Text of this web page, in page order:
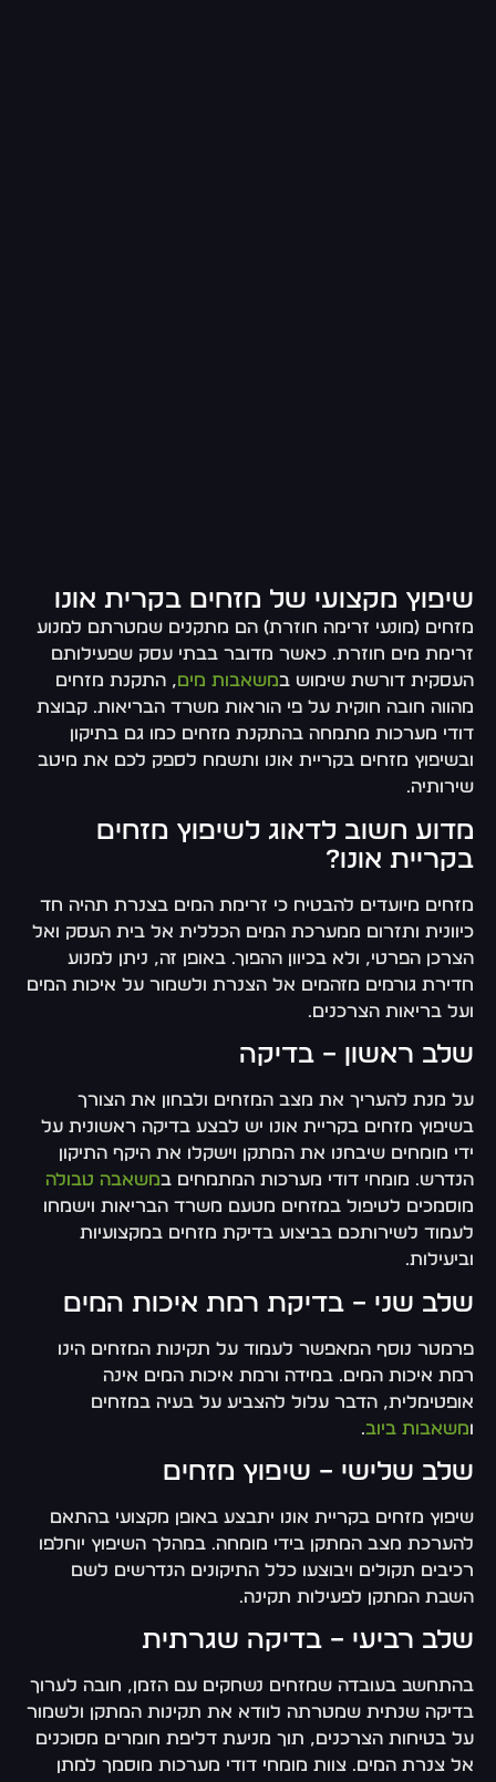
שיפוץ מקצועי של מזחים בקרית אונו
מזחים (מונעי זרימה חוזרת) הם מתקנים שמטרתם למנוע
זרימת מים חוזרת. כאשר מדובר בבתי עסק שפעילותם
העסקית דורשת שימוש במשאבות מים, התקנת מזחים
מהווה חובה חוקית על פי הוראות משרד הבריאות. קבוצת
דודי מערכות מתמחה בהתקנת מזחים כמו גם בתיקון
ובשיפוץ מזחים בקריית אונו ותשמח לספק לכם את מיטב
שירותיה.
מדוע חשוב לדאוג לשיפוץ מזחים
בקריית אונו?
מזחים מיועדים להבטיח כי זרימת המים בצנרת תהיה חד
כיוונית ותזרום ממערכת המים הכללית אל בית העסק ואל
הצרכן הפרטי, ולא בכיוון ההפוך. באופן זה, ניתן למנוע
חדירת גורמים מזהמים אל הצנרת ולשמור על איכות המים
ועל בריאות הצרכנים.
שלב ראשון – בדיקה
על מנת להעריך את מצב המזחים ולבחון את הצורך
בשיפוץ מזחים בקריית אונו יש לבצע בדיקה ראשונית על
ידי מומחים שיבחנו את המתקן וישקלו את היקף התיקון
הנדרש. מומחי דודי מערכות המתמחים במשאבה טבולה
מוסמכים לטיפול במזחים מטעם משרד הבריאות וישמחו
לעמוד לשירותכם בביצוע בדיקת מזחים במקצועיות
וביעילות.
שלב שני – בדיקת רמת איכות המים
פרמטר נוסף המאפשר לעמוד על תקינות המזחים הינו
רמת איכות המים. במידה ורמת איכות המים אינה
אופטימלית, הדבר עלול להצביע על בעיה במזחים
ומשאבות ביוב.
שלב שלישי – שיפוץ מזחים
שיפוץ מזחים בקריית אונו יתבצע באופן מקצועי בהתאם
להערכת מצב המתקן בידי מומחה. במהלך השיפוץ יוחלפו
רכיבים תקולים ויבוצעו כלל התיקונים הנדרשים לשם
השבת המתקן לפעילות תקינה.
שלב רביעי – בדיקה שגרתית
בהתחשב בעובדה שמזחים נשחקים עם הזמן, חובה לערוך
בדיקה שנתית שמטרתה לוודא את תקינות המתקן ולשמור
על בטיחות הצרכנים, תוך מניעת דליפת חומרים מסוכנים
אל צנרת המים. צוות מומחי דודי מערכות מוסמך למתן